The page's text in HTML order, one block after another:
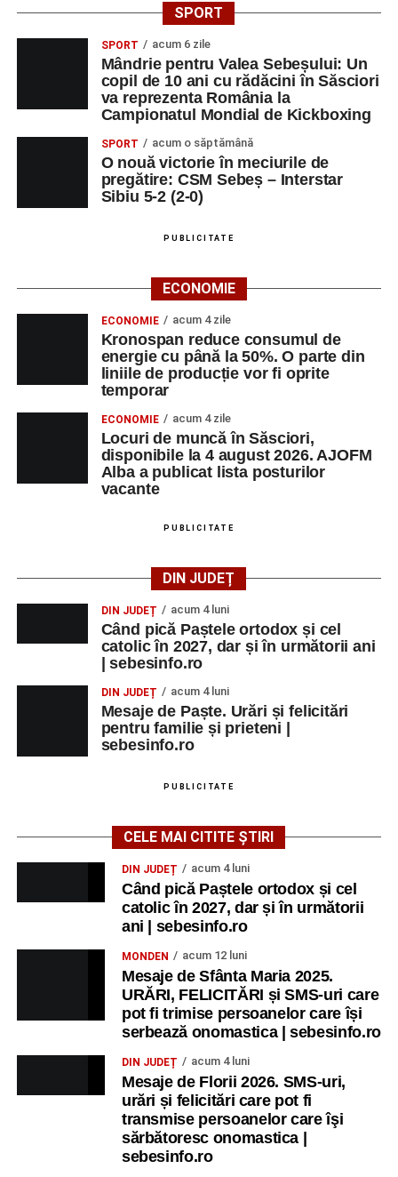
SPORT
SPORT acum 6 zile
Mândrie pentru Valea Sebeșului: Un
copil de 10 ani cu rădăcini în Săsciori
va reprezenta România la
Campionatul Mondial de Kickboxing
SPORT acum o săptămână
O nouă victorie în meciurile de
pregătire: CSM Sebeș – Interstar
Sibiu 5-2 (2-0)
PUBLICITATE
ECONOMIE
ECONOMIE acum 4 zile
Kronospan reduce consumul de
energie cu până la 50%. O parte din
liniile de producție vor fi oprite
temporar
ECONOMIE acum 4 zile
Locuri de muncă în Săsciori,
disponibile la 4 august 2026. AJOFM
Alba a publicat lista posturilor
vacante
PUBLICITATE
DIN JUDEȚ
DIN JUDEȚ acum 4 luni
Când pică Paștele ortodox și cel
catolic în 2027, dar și în următorii ani
| sebesinfo.ro
DIN JUDEȚ acum 4 luni
Mesaje de Paște. Urări și felicitări
pentru familie și prieteni |
sebesinfo.ro
PUBLICITATE
CELE MAI CITITE ȘTIRI
DIN JUDEȚ acum 4 luni
Când pică Paștele ortodox și cel
catolic în 2027, dar și în următorii
ani | sebesinfo.ro
MONDEN acum 12 luni
Mesaje de Sfânta Maria 2025.
URĂRI, FELICITĂRI și SMS-uri care
pot fi trimise persoanelor care își
serbează onomastica | sebesinfo.ro
DIN JUDEȚ acum 4 luni
Mesaje de Florii 2026. SMS-uri,
urări și felicitări care pot fi
transmise persoanelor care îşi
sărbătoresc onomastica |
sebesinfo.ro